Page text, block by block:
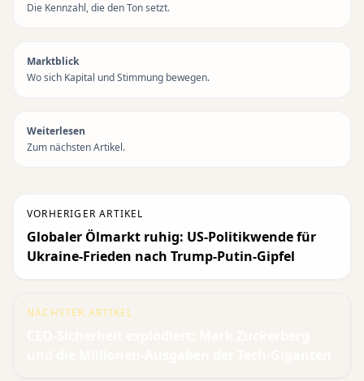
Die Kennzahl, die den Ton setzt.
Marktblick
Wo sich Kapital und Stimmung bewegen.
Weiterlesen
Zum nächsten Artikel.
VORHERIGER ARTIKEL
Globaler Ölmarkt ruhig: US-Politikwende für
Ukraine-Frieden nach Trump-Putin-Gipfel
NÄCHSTER ARTIKEL